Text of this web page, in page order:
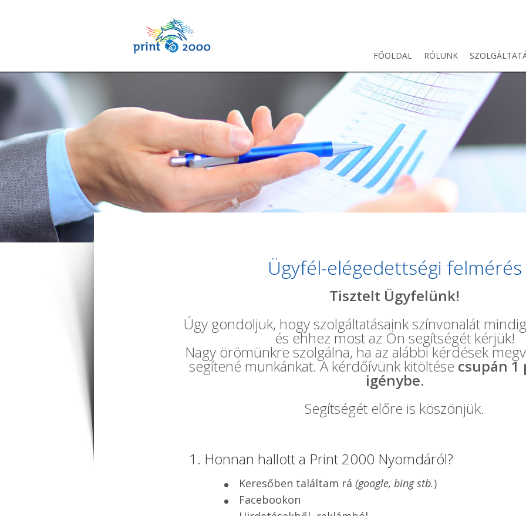
FŐOLDAL RÓLUNK
Ügyfél-elégedettségi felmérés
Tisztelt Ügyfelünk!
Úgy gondoljuk, hogy szolgáltatásaink színvonalát
és ehhez most az Ön segítségét kérjük!
Nagy örömünkre szolgálna, ha az alábbi kérdések
segítené munkánkat. A kérdőívünk kitöltése csupán 1
igénybe.
Segítségét előre is köszönjük.
1. Honnan hallott a Print 2000 Nyomdáról?
Keresőben találtam rá (google, bing stb.)
Facebookon